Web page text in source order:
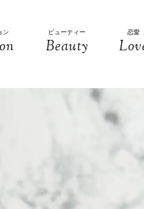
ン ビューティー
Beauty
恋愛